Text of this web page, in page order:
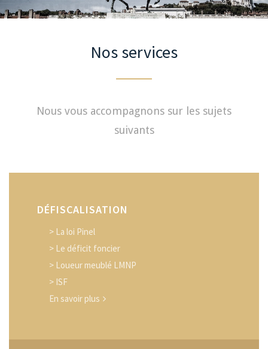
Nos services
Nous vous accompagnons sur les sujets
suivants
DÉFISCALISATION
> La loi Pinel
> Le déficit foncier
> Loueur meublé LMNP
> ISF
En savoir plus